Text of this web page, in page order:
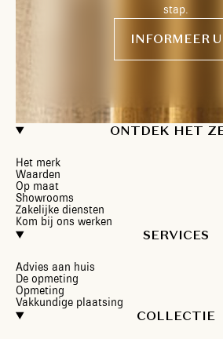
ONTDEK HET
Het merk
Waarden
Op maat
Showrooms
Zakelijke diensten
Kom bij ons werken
SERVICES
Advies aan huis
De opmeting
Opmeting
Vakkundige plaatsing
COLLECTIE
stap.
INFORMEER U